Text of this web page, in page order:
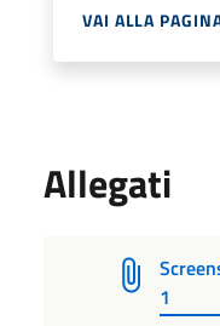
VAI ALLA
Allegati
1